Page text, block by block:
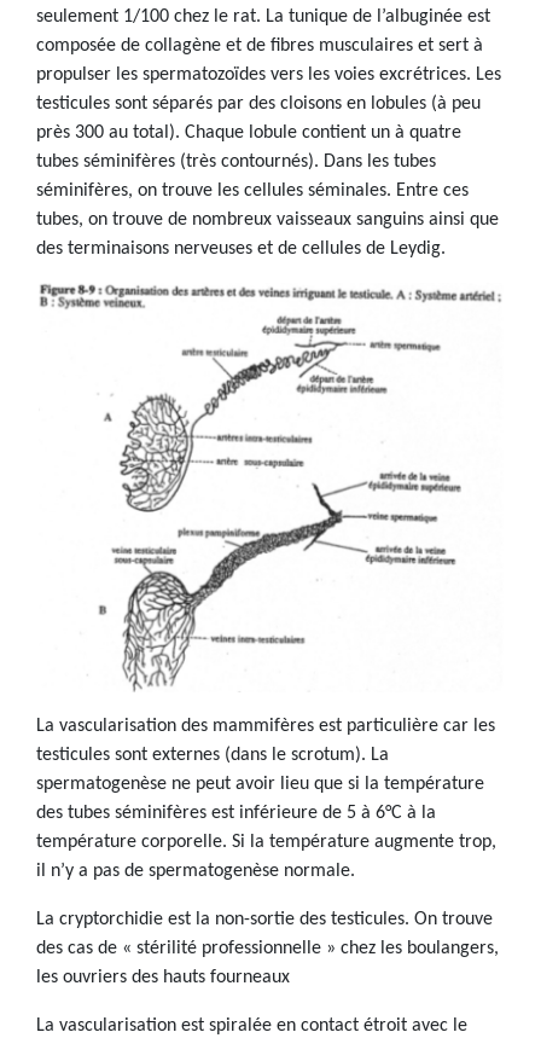
seulement 1/100 chez le rat. La tunique de l’albuginée est
composée de collagène et de fibres musculaires et sert à
propulser les spermatozoïdes vers les voies excrétrices. Les
testicules sont séparés par des cloisons en lobules (à peu
près 300 au total). Chaque lobule contient un à quatre
tubes séminifères (très contournés). Dans les tubes
séminifères, on trouve les cellules séminales. Entre ces
tubes, on trouve de nombreux vaisseaux sanguins ainsi que
des terminaisons nerveuses et de cellules de Leydig.
La vascularisation des mammifères est particulière car les
testicules sont externes (dans le scrotum). La
spermatogenèse ne peut avoir lieu que si la température
des tubes séminifères est inférieure de 5 à 6°C à la
température corporelle. Si la température augmente trop,
il n’y a pas de spermatogenèse normale.
La cryptorchidie est la non-sortie des testicules. On trouve
des cas de « stérilité professionnelle » chez les boulangers,
les ouvriers des hauts fourneaux
La vascularisation est spiralée en contact étroit avec le